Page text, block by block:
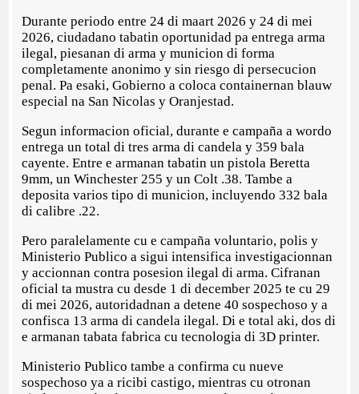
Durante periodo entre 24 di maart 2026 y 24 di mei
2026, ciudadano tabatin oportunidad pa entrega arma
ilegal, piesanan di arma y municion di forma
completamente anonimo y sin riesgo di persecucion
penal. Pa esaki, Gobierno a coloca containernan blauw
especial na San Nicolas y Oranjestad.
Segun informacion oficial, durante e campaña a wordo
entrega un total di tres arma di candela y 359 bala
cayente. Entre e armanan tabatin un pistola Beretta
9mm, un Winchester 255 y un Colt .38. Tambe a
deposita varios tipo di municion, incluyendo 332 bala
di calibre .22.
Pero paralelamente cu e campaña voluntario, polis y
Ministerio Publico a sigui intensifica investigacionnan
y accionnan contra posesion ilegal di arma. Cifranan
oficial ta mustra cu desde 1 di december 2025 te cu 29
di mei 2026, autoridadnan a detene 40 sospechoso y a
confisca 13 arma di candela ilegal. Di e total aki, dos di
e armanan tabata fabrica cu tecnologia di 3D printer.
Ministerio Publico tambe a confirma cu nueve
sospechoso ya a ricibi castigo, mientras cu otronan